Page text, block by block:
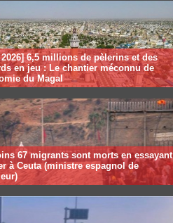
6,5 millions de pèlerins et des
en jeu : Le chantier méconnu de
du Magal
67 migrants sont morts en essayant
à Ceuta (ministre espagnol de